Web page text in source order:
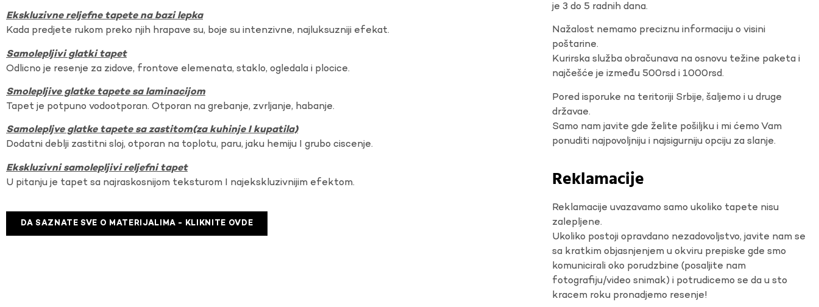
Ekskluzivne reljefne tapete na bazi lepka
Kada predjete rukom preko njih hrapave su, boje su intenzivne, najluksuzniji efekat.
Samolepljivi glatki tapet
Odlicno je resenje za zidove, frontove elemenata, staklo, ogledala i plocice.
Smolepljive glatke tapete sa laminacijom
Tapet je potpuno vodootporan. Otporan na grebanje, zvrljanje, habanje.
Samolepljve glatke tapete sa zastitom(za kuhinje I kupatila)
Dodatni deblji zastitni sloj, otporan na toplotu, paru, jaku hemiju I grubo ciscenje.
Ekskluzivni samolepljivi reljefni tapet
U pitanju je tapet sa najraskosnijom teksturom I najekskluzivnijim efektom.
DA SAZNATE SVE O MATERIJALIMA - KLIKNITE OVDE
je 3 do 5 radnih dana.
Nažalost nemamo preciznu informaciju o visini
poštarine.
Kurirska služba obračunava na osnovu težine paketa i
najčešće je između 500rsd i 1000rsd.
Pored isporuke na teritoriji Srbije, šaljemo i u druge
državae.
Samo nam javite gde želite pošiljku i mi ćemo Vam
ponuditi najpovoljniju i najsigurniju opciju za slanje.
Reklamacije
Reklamacije uvazavamo samo ukoliko tapete nisu
zalepljene.
Ukoliko postoji opravdano nezadovoljstvo, javite nam se
sa kratkim objasnjenjem u okviru prepiske gde smo
komunicirali oko porudzbine (posaljite nam
fotografiju/video snimak) i potrudicemo se da u sto
kracem roku pronadjemo resenje!